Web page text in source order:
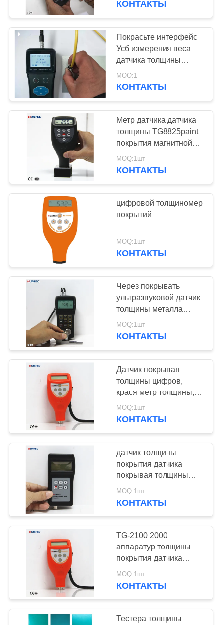
КОНТАКТЫ
Покрасьте интерфейс
Усб измерения веса
датчика толщины
покрытия мини для
сообщения
MOQ:1
КОНТАКТЫ
Метр датчика датчика
толщины TG8825paint
покрытия магнитной
индукции 1250um
MOQ:1шт
КОНТАКТЫ
цифровой толщиномер
покрытий
MOQ:1шт
КОНТАКТЫ
Через покрывать
ультразвуковой датчик
толщины металла
датчика толщины
стены ультразвуковой
MOQ:1шт
КОНТАКТЫ
Датчик покрывая
толщины цифров,
крася метр толщины,
аппаратуры измерения
толщины покрытия
MOQ:1шт
КОНТАКТЫ
датчик толщины
покрытия датчика
покрывая толщины
TG8829 осмотра 5mm
MOQ:1шт
КОНТАКТЫ
TG-2100 2000
аппаратур толщины
покрытия датчика
толщины покрытия
микрона измеряя
MOQ:1шт
КОНТАКТЫ
Тестера толщины